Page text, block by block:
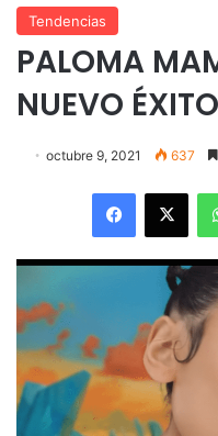
Tendencias
PALOMA
NUEVO
octubre 9, 2021 637
Facebook
X